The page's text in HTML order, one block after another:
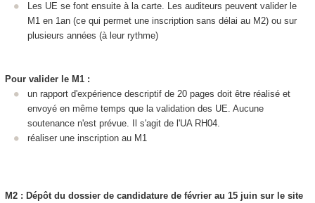
Les UE se font ensuite à la carte. Les auditeurs peuvent valider le
M1 en 1an (ce qui permet une inscription sans délai au M2) ou sur
plusieurs années (à leur rythme)
Pour valider le M1 :
un rapport d'expérience descriptif de 20 pages doit être réalisé et
envoyé en même temps que la validation des UE. Aucune
soutenance n'est prévue. Il s'agit de l'UA RH04.
réaliser une inscription au M1
M2 : Dépôt du dossier de candidature de février au 15 juin sur le site